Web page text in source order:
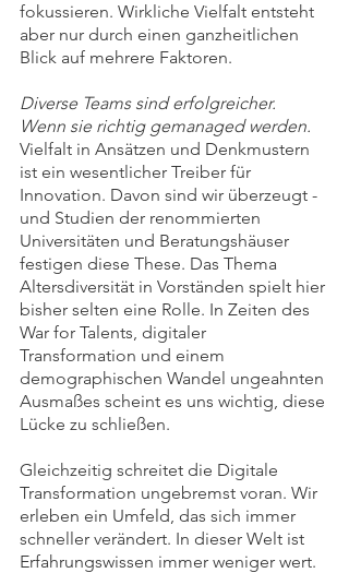
fokussieren. Wirkliche Vielfalt entsteht
aber nur durch einen ganzheitlichen
Blick auf mehrere Faktoren.
Diverse Teams sind erfolgreicher.
Wenn sie richtig gemanaged werden.
Vielfalt in Ansätzen und Denkmustern
ist ein wesentlicher Treiber für
Innovation. Davon sind wir überzeugt -
und Studien der renommierten
Universitäten und Beratungshäuser
festigen diese These. Das Thema
Altersdiversität in Vorständen spielt hier
bisher selten eine Rolle. In Zeiten des
War for Talents, digitaler
Transformation und einem
demographischen Wandel ungeahnten
Ausmaßes scheint es uns wichtig, diese
Lücke zu schließen.
Gleichzeitig schreitet die Digitale
Transformation ungebremst voran. Wir
erleben ein Umfeld, das sich immer
schneller verändert. In dieser Welt ist
Erfahrungswissen immer weniger wert.